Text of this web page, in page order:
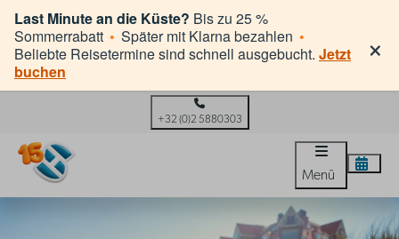
Last Minute an die Küste? Bis zu 25 %
Sommerrabatt • Später mit Klarna bezahlen •
Beliebte Reisetermine sind schnell ausgebucht. Jetzt
buchen
×
+32 (0)2 5880303
Menü